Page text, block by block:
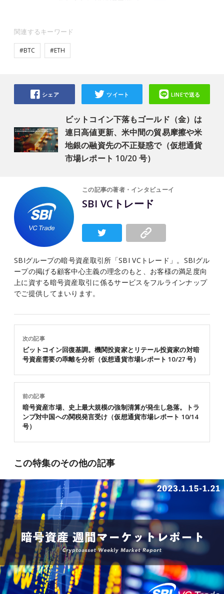
関連するキーワード
#BTC #ETH
ビットコイン下落もゴールド（金）は
連日高値更新、米中間の貿易摩擦や米
地銀の融資先の不正疑惑で（仮想通貨
市場レポート 10/20 号）
シェア ツイート LINEで送る
この記事の著者・インタビューイ
SBI VCトレード
SBIグループの暗号資産取引所「SBI VCトレード」。SBIグル
ープの掲げる顧客中心主義の理念のもと、お客様の満足度向
上に資する暗号資産取引に係るサービスをフルラインナップ
でご提供してまいります。
前の記事
暗号資産市場、史上最大規模の強制清算が発生し急落。トラ
ンプ対中国への関税発言受け（仮想通貨市場レポート 10/14
号）
次の記事
ビットコイン回復基調。機関投資家とリテール投資家の対暗
号資産需要の乖離を分析（仮想通貨市場レポート 10/27 号）
この特集のその他の記事